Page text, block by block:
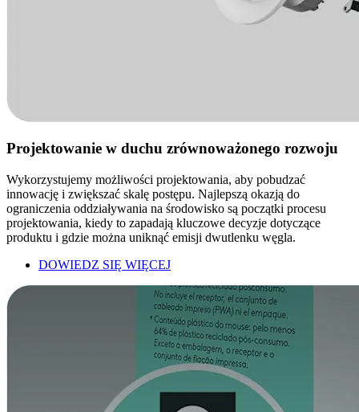
Projektowanie w duchu zrównoważonego rozwoju
Wykorzystujemy możliwości projektowania, aby pobudzać
innowację i zwiększać skalę postępu. Najlepszą okazją do
ograniczenia oddziaływania na środowisko są początki procesu
projektowania, kiedy to zapadają kluczowe decyzje dotyczące
produktu i gdzie można uniknąć emisji dwutlenku węgla.
DOWIEDZ SIĘ WIĘCEJ